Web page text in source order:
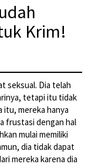
Krim!
seksual. Dia telah
tetapi itu tidak
itu, mereka hanya
frustasi dengan hal
mulai memiliki
dia tidak dapat
mereka karena dia